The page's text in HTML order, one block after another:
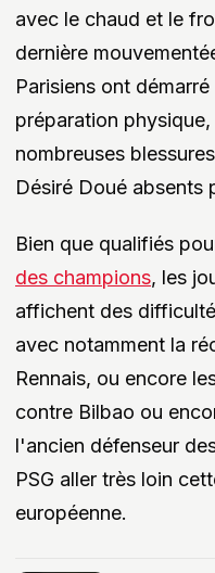
avec le chaud et le
dernière
Parisiens ont
préparation
nombreuses
Désiré Doué absents
Bien que qualifiés
des champions, les
affichent des
avec notamment la
Rennais, ou encore
contre Bilbao ou
l'ancien défenseur
PSG aller très loin
européenne.